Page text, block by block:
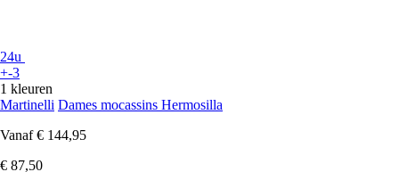
24u
+-3
1 kleuren
Martinelli Dames mocassins Hermosilla
Vanaf € 144,95
€ 87,50